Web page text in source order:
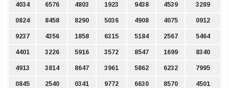
4034 6576 4803 1923 9438 4539 3289
0824 8458 8290 5036 4908 4075 0912
9237 4356 1858 6315 5184 2567 5464
4401 3226 5916 3572 8547 1699 8340
4913 3814 8647 3961 5862 6232 7995
0845 2540 0341 9772 6630 8570 4501